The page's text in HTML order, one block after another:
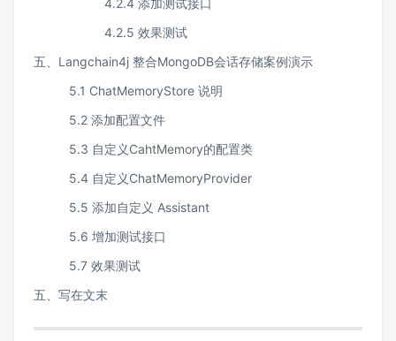
4.2.4 添加测试接口
4.2.5 效果测试
五、Langchain4j 整合MongoDB会话存储案例演示
5.1 ChatMemoryStore 说明
5.2 添加配置文件
5.3 自定义CahtMemory的配置类
5.4 自定义ChatMemoryProvider
5.5 添加自定义 Assistant
5.6 增加测试接口
5.7 效果测试
五、写在文末